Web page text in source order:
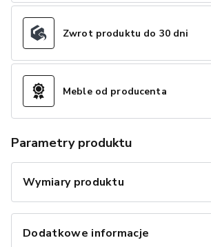
Zwrot produktu do 30 dni
Meble od producenta
Parametry produktu
Wymiary produktu
Dodatkowe informacje